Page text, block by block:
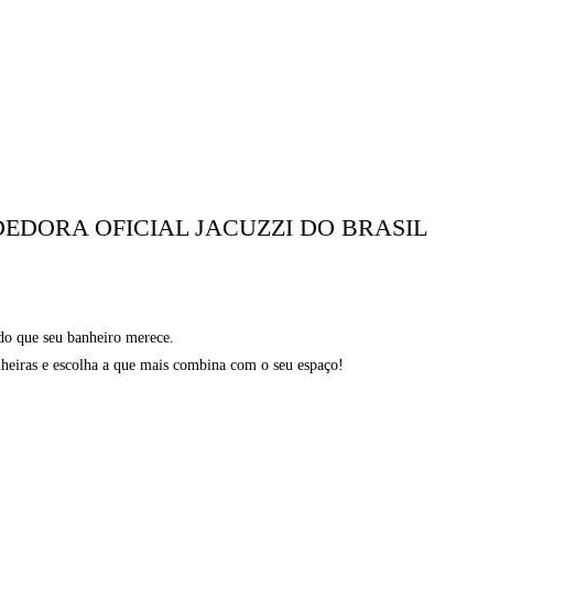
OFICIAL JACUZZI DO BRASIL
que seu banheiro merece.
e escolha a que mais combina com o seu espaço!